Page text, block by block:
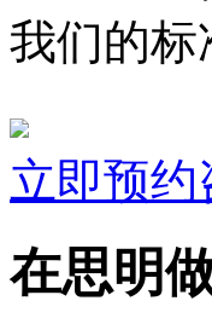
我们的标
立即预约
在思明